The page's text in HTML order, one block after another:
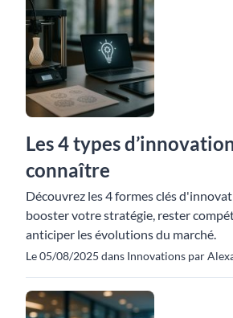
Les 4 types
connaître
Découvrez les 4 formes clés
booster votre stratégie, rester
anticiper les évolutions du marché.
Le 05/08/2025 dans Innovations par